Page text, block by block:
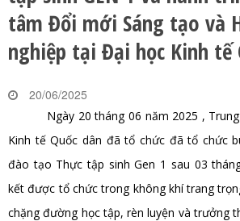
tâm Đổi mới Sáng tạo và
nghiệp tại Đại học Kinh tế
20/06/2025
Ngày 20 tháng 06 năm 2025 ,
Kinh tế Quốc dân đã tổ chức đã tổ chức
đào tạo Thực tập sinh Gen 1 sau 03
kết được tổ chức trong không khí trang
chặng đường học tập, rèn luyện và trưởng